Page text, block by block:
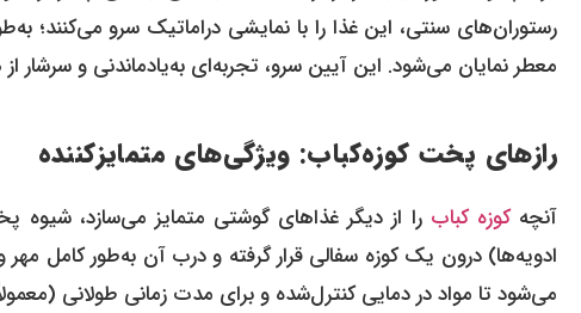
رستوران‌های سنتی، این غذا را با نمایشی دراماتیک سرو
معطر نمایان می‌شود. این آیین سرو، تجربه‌ای به‌یادماندنی و
رازهای پخت کوزه‌کباب: ویژگی‌های متمایزکننده
آنچهکوزه‌ کباب را از دیگر غذاهای گوشتی متمایز می‌سازد،
ادویه‌ها) درون یک کوزه سفالی قرار گرفته و درب آن به‌طور کامل
می‌شود تا مواد در دمایی کنترل‌شده و برای مدت زمانی طولانی